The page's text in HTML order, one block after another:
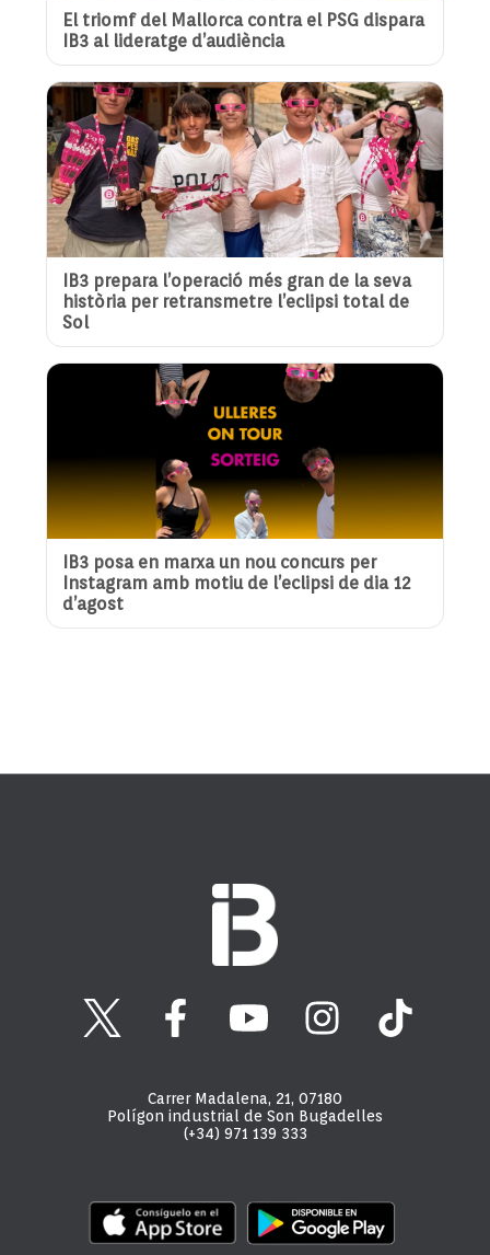
El triomf del Mallorca contra el PSG dispara
IB3 al lideratge d’audiència
IB3 prepara l’operació més gran de la seva
història per retransmetre l’eclipsi total de
Sol
IB3 posa en marxa un nou concurs per
Instagram amb motiu de l’eclipsi de dia 12
d’agost
Carrer Madalena, 21, 07180
Polígon industrial de Son Bugadelles
(+34) 971 139 333